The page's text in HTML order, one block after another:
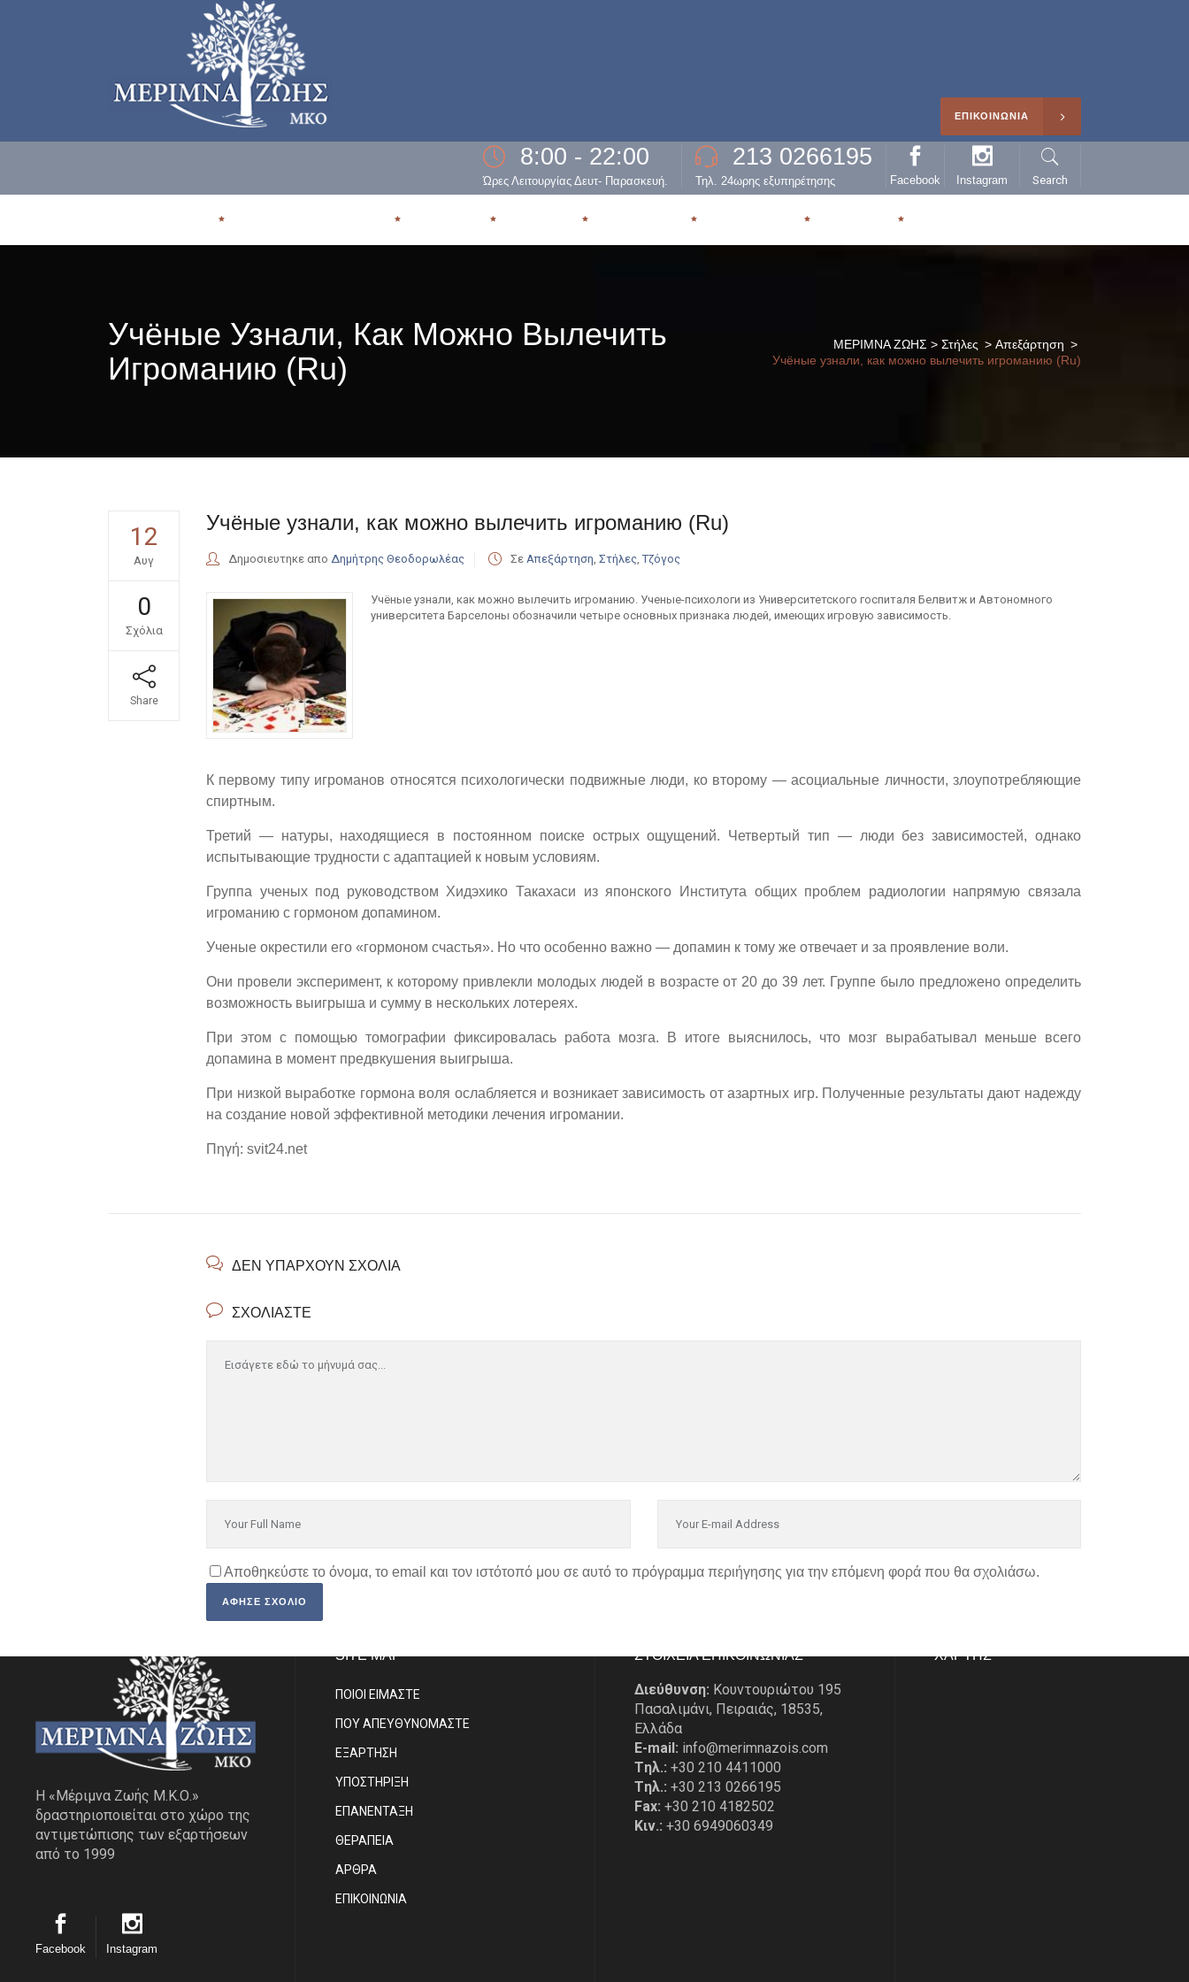
8:00 - 22:00
Ώρες Λειτουργίας Δευτ- Παρασκευή.
213 0266195
Τηλ. 24ωρης εξυπηρέτησης Facebook Instagram Search
ΕΠΙΚΟΙΝΩΝΙΑ
Учёные Узнали, Как Можно Вылечить
Игроманию (Ru)
ΜΕΡΙΜΝΑ ΖΩΗΣ > Στήλες > Απεξάρτηση >
Учёные узнали, как можно вылечить игроманию (Ru)
12
Αυγ
0
Σχόλια
Share
Учёные узнали, как можно вылечить игроманию (Ru)
Δημοσιευτηκε απο Δημήτρης Θεοδορωλέας Σε Απεξάρτηση, Στήλες,Τζόγος
Учёные узнали, как можно вылечить игроманию. Ученые-психологи из Университетского госпиталя Белвитж и Автономного
университета Барселоны обозначили четыре основных признака людей, имеющих игровую зависимость.
К первому типу игроманов относятся психологически подвижные люди, ко второму — асоциальные личности, злоупотребляющие
спиртным.
Третий — натуры, находящиеся в постоянном поиске острых ощущений. Четвертый тип — люди без зависимостей, однако
испытывающие трудности с адаптацией к новым условиям.
Группа ученых под руководством Хидэхико Такахаси из японского Института общих проблем радиологии напрямую связала
игроманию с гормоном допамином.
Ученые окрестили его «гормоном счастья». Но что особенно важно — допамин к тому же отвечает и за проявление воли.
Они провели эксперимент, к которому привлекли молодых людей в возрасте от 20 до 39 лет. Группе было предложено определить
возможность выигрыша и сумму в нескольких лотереях.
При этом с помощью томографии фиксировалась работа мозга. В итоге выяснилось, что мозг вырабатывал меньше всего
допамина в момент предвкушения выигрыша.
При низкой выработке гормона воля ослабляется и возникает зависимость от азартных игр. Полученные результаты дают надежду
на создание новой эффективной методики лечения игромании.
Πηγή: svit24.net
ΔΕΝ ΥΠΆΡΧΟΥΝ ΣΧΌΛΙΑ
ΣΧΟΛΙΆΣΤΕ
Αποθηκεύστε το όνομα, το email και τον ιστότοπό μου σε αυτό το πρόγραμμα περιήγησης για την επόμενη φορά που θα σχολιάσω.
Η «Μέριμνα Ζωής Μ.Κ.Ο.»
δραστηριοποιείται στο χώρο της
αντιμετώπισης των εξαρτήσεων
από το 1999
Facebook Instagram
SITE MAP
ΠΟΙΟΙ ΕΙΜΑΣΤE
ΠΟΥ ΑΠΕΥΘΥΝΟΜΑΣΤΕ
ΕΞΑΡΤΗΣΗ
ΥΠΟΣΤΗΡΙΞΗ
ΕΠΑΝΕΝΤΑΞΗ
ΘΕΡΑΠΕΙΑ
ΑΡΘΡΑ
EΠΙΚΟΙΝΩΝΙΑ
ΣΤΟΙΧΕΙΑ ΕΠΙΚΟΙΝΩΝΙΑΣ
Διεύθυνση: Κουντουριώτου 195
Πασαλιμάνι, Πειραιάς, 18535,
Ελλάδα
E-mail: info@merimnazois.com
Tηλ.: +30 210 4411000
Tηλ.: +30 213 0266195
Fax: +30 210 4182502
Κιν.: +30 6949060349
ΧΑΡΤΗΣ